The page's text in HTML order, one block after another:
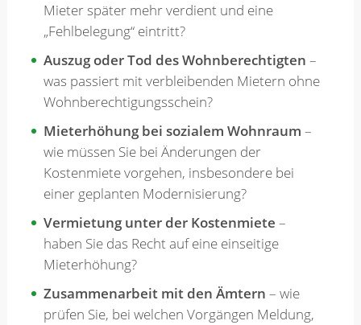
Mieter später mehr verdient und eine
„Fehlbelegung“ eintritt?
Auszug oder Tod des Wohnberechtigten –
was passiert mit verbleibenden Mietern ohne
Wohnberechtigungsschein?
Mieterhöhung bei sozialem Wohnraum –
wie müssen Sie bei Änderungen der
Kostenmiete vorgehen, insbesondere bei
einer geplanten Modernisierung?
Vermietung unter der Kostenmiete –
haben Sie das Recht auf eine einseitige
Mieterhöhung?
Zusammenarbeit mit den Ämtern – wie
prüfen Sie, bei welchen Vorgängen Meldung,